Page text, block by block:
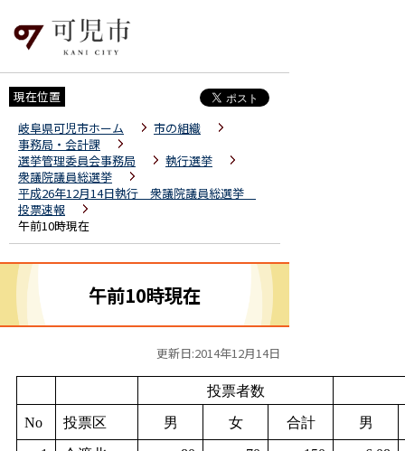
現在位置
岐阜県可児市ホーム
市の組織
事務局・会計課
選挙管理委員会事務局
執行選挙
衆議院議員総選挙
平成26年12月14日執行 衆議院議員総選挙
投票速報
午前10時現在
午前10時現在
更新日:2014年12月14日
投票者数
No 投票区 男 女 合計 男